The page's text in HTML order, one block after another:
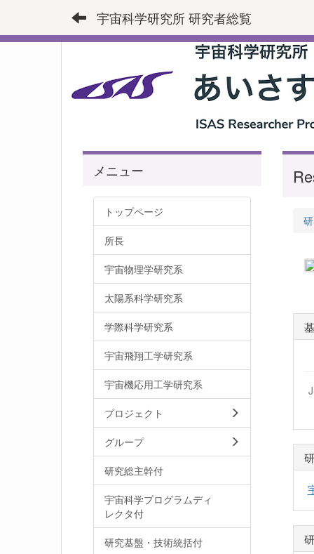
宇宙科学研究所 研究者総覧
メニュー
トップページ
所長
宇宙物理学研究系
太陽系科学研究系
学際科学研究系
宇宙飛翔工学研究系
宇宙機応用工学研究系
プロジェクト
グループ
研究総主幹付
宇宙科学プログラムディ
レクタ付
研究基盤・技術統括付